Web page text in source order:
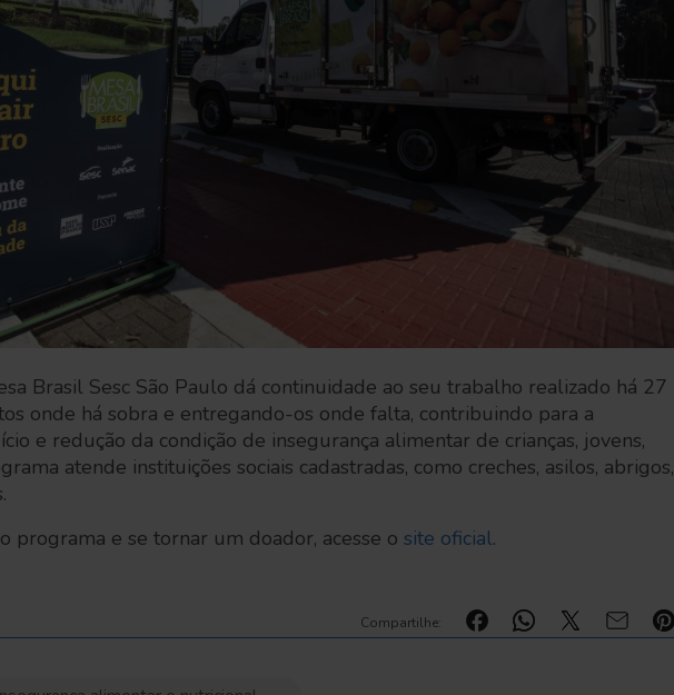
Brasil Sesc São Paulo dá continuidade ao seu trabalho realizado há 27
onde há sobra e entregando-os onde falta, contribuindo para a
e redução da condição de insegurança alimentar de crianças, jovens,
atende instituições sociais cadastradas, como creches, asilos, abrigos,
programa e se tornar um doador, acesse o site oficial.
Compartilhe: